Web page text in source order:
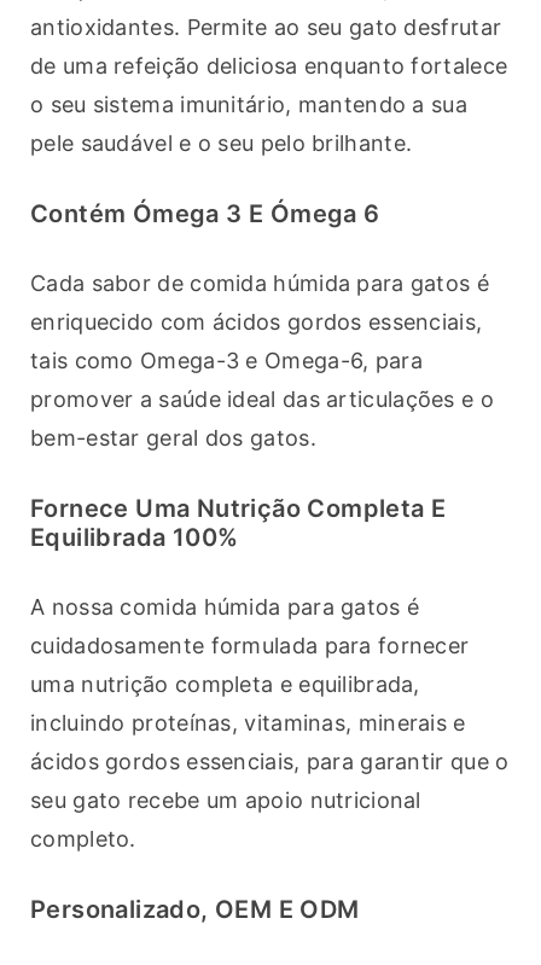
antioxidantes. Permite ao seu gato desfrutar
de uma refeição deliciosa enquanto fortalece
o seu sistema imunitário, mantendo a sua
pele saudável e o seu pelo brilhante.
Contém Ómega 3 E Ómega 6
Cada sabor de comida húmida para gatos é
enriquecido com ácidos gordos essenciais,
tais como Omega-3 e Omega-6, para
promover a saúde ideal das articulações e o
bem-estar geral dos gatos.
Fornece Uma Nutrição Completa E
Equilibrada 100%
A nossa comida húmida para gatos é
cuidadosamente formulada para fornecer
uma nutrição completa e equilibrada,
incluindo proteínas, vitaminas, minerais e
ácidos gordos essenciais, para garantir que o
seu gato recebe um apoio nutricional
completo.
Personalizado, OEM E ODM